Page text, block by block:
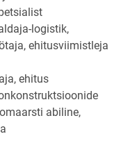
logistik,
ehitusviimistleja
ehitus
abiline,